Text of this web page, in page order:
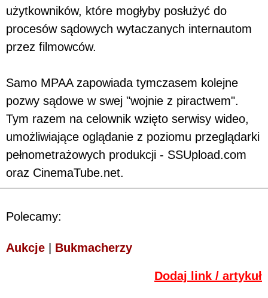
użytkowników, które mogłyby posłużyć do
procesów sądowych wytaczanych internautom
przez filmowców.
Samo MPAA zapowiada tymczasem kolejne
pozwy sądowe w swej "wojnie z piractwem".
Tym razem na celownik wzięto serwisy wideo,
umożliwiające oglądanie z poziomu przeglądarki
pełnometrażowych produkcji - SSUpload.com
oraz CinemaTube.net.
Polecamy:
Aukcje Bukmacherzy
Dodaj link / artykuł